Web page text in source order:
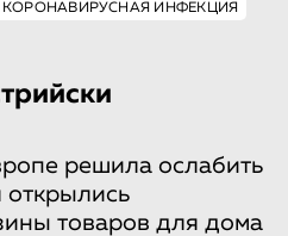
КОРОНАВИРУСНАЯ ИНФЕКЦИЯ
решила ослабить
открылись
товаров для дома